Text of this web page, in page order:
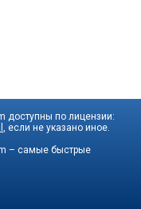
доступны по лицензии:
, если не указано иное.
– самые быстрые